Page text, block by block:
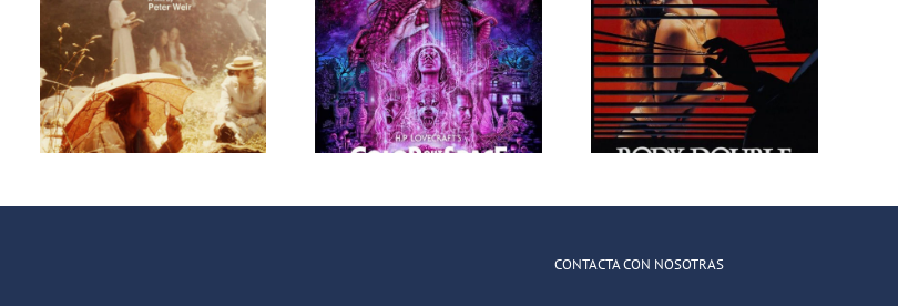
Programa 206
en OMC (315)
de Peligrosas
Sociales
Programa 205
en OMC (314)
de Peligrosas
Sociales
Programa 209
en OMC (318)
de Peligrosas
Sociales
CONTACTA CON NOSOTRAS